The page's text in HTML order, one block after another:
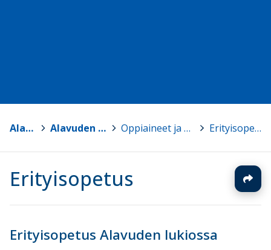
Alavus > Alavuden lukio > Oppiaineet ja kurssit > Erityisopetus
Erityisopetus
Erityisopetus Alavuden lukiossa